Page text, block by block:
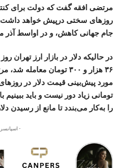
مرتضی افقه گفت که دولت برای
روز‌های سختی درپیش خواهد داشت.
جام جهانی کاهش، و در اواسط آذر
۳۶ هزار و ۳۰۰ تومان
تومانی زیاد دور نیست و باید
را به‌کار می‌بندد تا مانع از رسیدن
-